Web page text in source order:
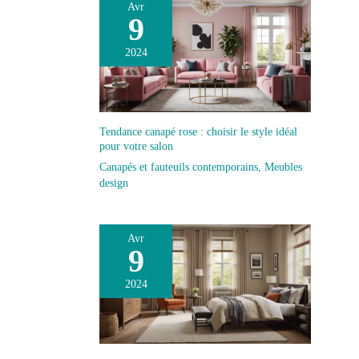
Avr
9
2024
Tendance canapé rose : choisir le style idéal
pour votre salon
Canapés et fauteuils contemporains, Meubles
design
Avr
9
2024